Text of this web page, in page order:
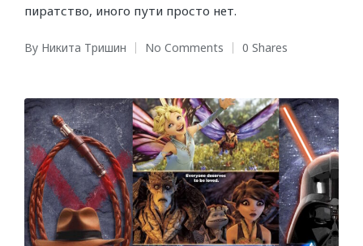
пиратство, иного пути просто нет.
Posted
By Никита Тришин No Comments 0 Shares